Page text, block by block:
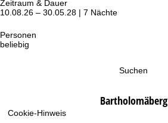
Cookie-Hinweis
Zeitraum & Dauer
10.08.26 – 30.05.28 | 7 Nächte
Personen
beliebig
Suchen
Bartholomäberg